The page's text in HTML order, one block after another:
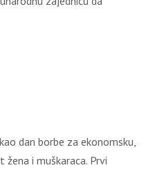
dan borbe za ekonomsku,
i muškaraca. Prvi